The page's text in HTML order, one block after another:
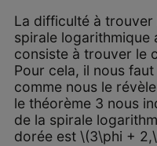
La difficulté à
spirale logarithmique
consiste à trouver le
Pour cela, il nous
comme nous le
le théorème 3 nous
de la spirale
dorée est \(3\phi +